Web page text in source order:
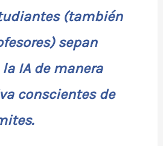
(también
sepan
IA de manera
conscientes de